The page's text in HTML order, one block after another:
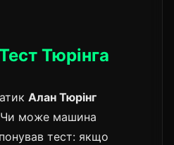
Тюрінга
Алан Тюрінг
може машина
тест: якщо